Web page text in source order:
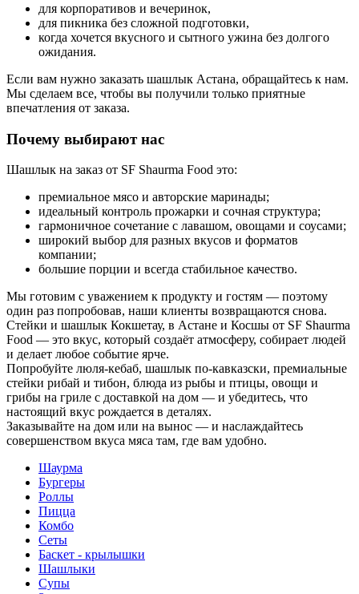
для корпоративов и вечеринок,
для пикника без сложной подготовки,
когда хочется вкусного и сытного ужина без долгого
ожидания.
Если вам нужно заказать шашлык Астана, обращайтесь к нам.
Мы сделаем все, чтобы вы получили только приятные
впечатления от заказа.
Почему выбирают нас
Шашлык на заказ от SF Shaurma Food это:
премиальное мясо и авторские маринады;
идеальный контроль прожарки и сочная структура;
гармоничное сочетание с лавашом, овощами и соусами;
широкий выбор для разных вкусов и форматов
компании;
большие порции и всегда стабильное качество.
Мы готовим с уважением к продукту и гостям — поэтому
один раз попробовав, наши клиенты возвращаются снова.
Стейки и шашлык Кокшетау, в Астане и Косшы от SF Shaurma
Food — это вкус, который создаёт атмосферу, собирает людей
и делает любое событие ярче.
Попробуйте люля-кебаб, шашлык по-кавказски, премиальные
стейки рибай и тибон, блюда из рыбы и птицы, овощи и
грибы на гриле с доставкой на дом — и убедитесь, что
настоящий вкус рождается в деталях.
Заказывайте на дом или на вынос — и наслаждайтесь
совершенством вкуса мяса там, где вам удобно.
Шаурма
Бургеры
Роллы
Пицца
Комбо
Сеты
Баскет - крылышки
Шашлыки
Супы